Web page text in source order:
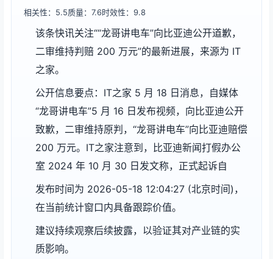
相关性：5.5质量：7.6时效性：9.8
该条快讯关注““龙哥讲电车”向比亚迪公开道歉，
二审维持判赔 200 万元”的最新进展，来源为 IT
之家。
公开信息要点：IT之家 5 月 18 日消息，自媒体
“龙哥讲电车”5 月 16 日发布视频，向比亚迪公开
致歉，二审维持原判，“龙哥讲电车”向比亚迪赔偿
200 万元。IT之家注意到，比亚迪新闻打假办公
室 2024 年 10 月 30 日发文称，正式起诉自
发布时间为 2026-05-18 12:04:27 (北京时间)，
在当前统计窗口内具备跟踪价值。
建议持续观察后续披露，以验证其对产业链的实
质影响。